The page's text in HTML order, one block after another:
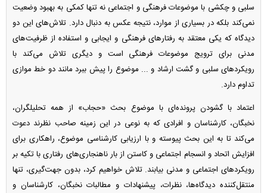
سلبی و چکشی با موضوعات فرهنگی و اجتماعی نه تنها کمکی به بهبود وضعیت
نمی‌کند بلکه در بسیاری از موارد، نتیجه عکس به دنبال دارد. تلاش‌های این دو
دیدگاه که یکی معتقد به رفتار‌های فرهنگی و ایجابی و استفاده از ظرفیت‌های
مدنی برای ترویج موضوعات فرهنگی است و دیگری تلاش می‌کند با
رویکرد‌های سلبی و گشت ارشاد و ... موضوع را پیش ببرد مانند دو خط موازی
تداوم دارد.
اعتماد با گشودن پرونده‌ای با موضوع بحث «حجاب» از همه تحلیلگران،
نخبگان، کارشناسان و افرادی که به نوعی در این زمینه صاحب نظرند دعوت
می‌کند تا به این بحث پیوسته و با ارزیابی کارشناسی موضوع، راهکاری برای
افزایش اتحاد و انسجام اجتماعی و کاستن از بار ناهنجاری‌های رفتاری با تکیه بر
رویکرد‌های اجتماعی و مدنی بیابند. تلاش خواهیم کرد، بدون جهت‌گیری، تنها
منتقل‌کننده دیدگاه‌ها، نظرات، پیشنهادات و مطالبات نخبگان، کارشناسان و